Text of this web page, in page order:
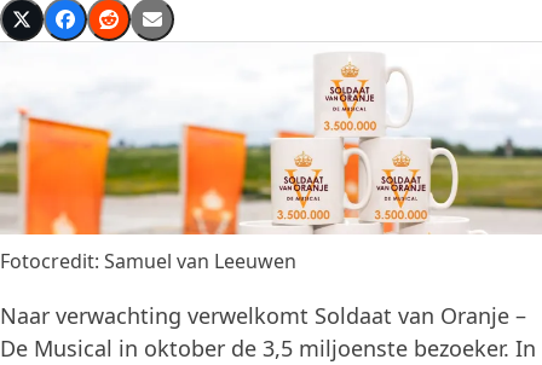
Fotocredit: Samuel van Leeuwen
Naar verwachting verwelkomt Soldaat van Oranje –
De Musical in oktober de 3,5 miljoenste bezoeker. In